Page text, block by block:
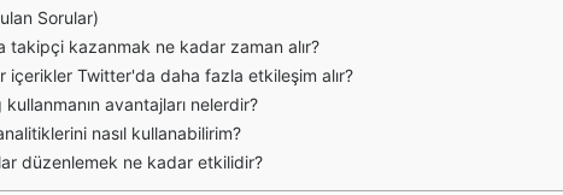
Sorular)
takipçi kazanmak ne kadar zaman alır?
içerikler Twitter'da daha fazla etkileşim alır?
avantajları nelerdir?
nasıl kullanabilirim?
düzenlemek ne kadar etkilidir?